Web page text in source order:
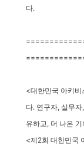
다.
<대한민국 아키
다. 연구자, 실무
유하고, 더 나은
<제2회 대한민국